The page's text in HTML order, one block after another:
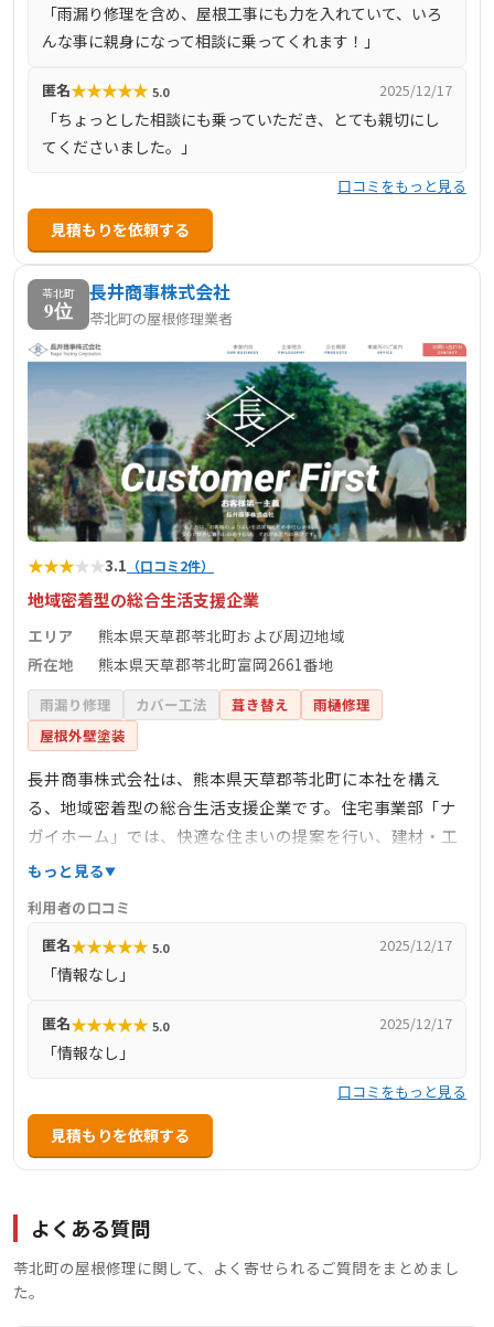
「雨漏り修理を含め、屋根工事にも力を入れていて、いろ
んな事に親身になって相談に乗ってくれます！」
匿名★★★★★ 5.0 2025/12/17
「ちょっとした相談にも乗っていただき、とても親切にし
てくださいました。」
口コミをもっと見る
見積もりを依頼する
苓北町
9位
長井商事株式会社
苓北町の屋根修理業者
★★★★★3.1 （口コミ2件）
地域密着型の総合生活支援企業
エリア
熊本県天草郡苓北町および周辺地域
所在地
熊本県天草郡苓北町富岡2661番地
雨漏り修理 カバー工法 葺き替え
雨樋修理
屋根外壁塗装
長井商事株式会社は、熊本県天草郡苓北町に本社を構え
る、地域密着型の総合生活支援企業です。住宅事業部「ナ
ガイホーム」では、快適な住まいの提案を行い、建材・工
事部門では新築・増改築、バリアフリー改修工事など、あ
スのエネルギー供給、車輌販売整備、斎場の運営など、多
岐にわたる事業を展開し、地域の暮らしを支えています。
創業以来70年以上にわたり、地域の方々の生活を豊かにす
造を追求しています。
もっと見る
利用者の口コミ
匿名★★★★★ 5.0 2025/12/17
「情報なし」
匿名★★★★★ 5.0 2025/12/17
「情報なし」
口コミをもっと見る
見積もりを依頼する
よくある質問
苓北町の屋根修理に関して、よく寄せられるご質問をまとめまし
た。